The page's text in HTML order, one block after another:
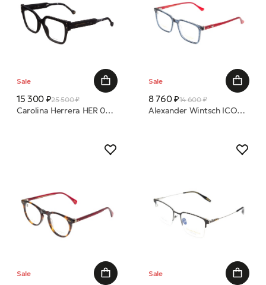
Sale
15 300 ₽25 500 ₽
Carolina Herrera HER 0325 807 52 18 оправа
Sale
8 760 ₽14 600 ₽
Alexander Wintsch ICONS AW6168 HOHBARGHORN C1 55/17 (Р)оправа
Sale Sale